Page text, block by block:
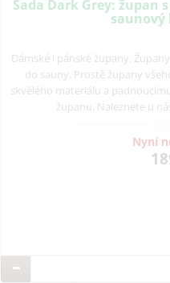
Sada Dark Grey: župan
saunový
Dámské i pánské župany.
do sauny. Prostě župany
skvělého materiálu a
županu. Naleznete u
Nyní